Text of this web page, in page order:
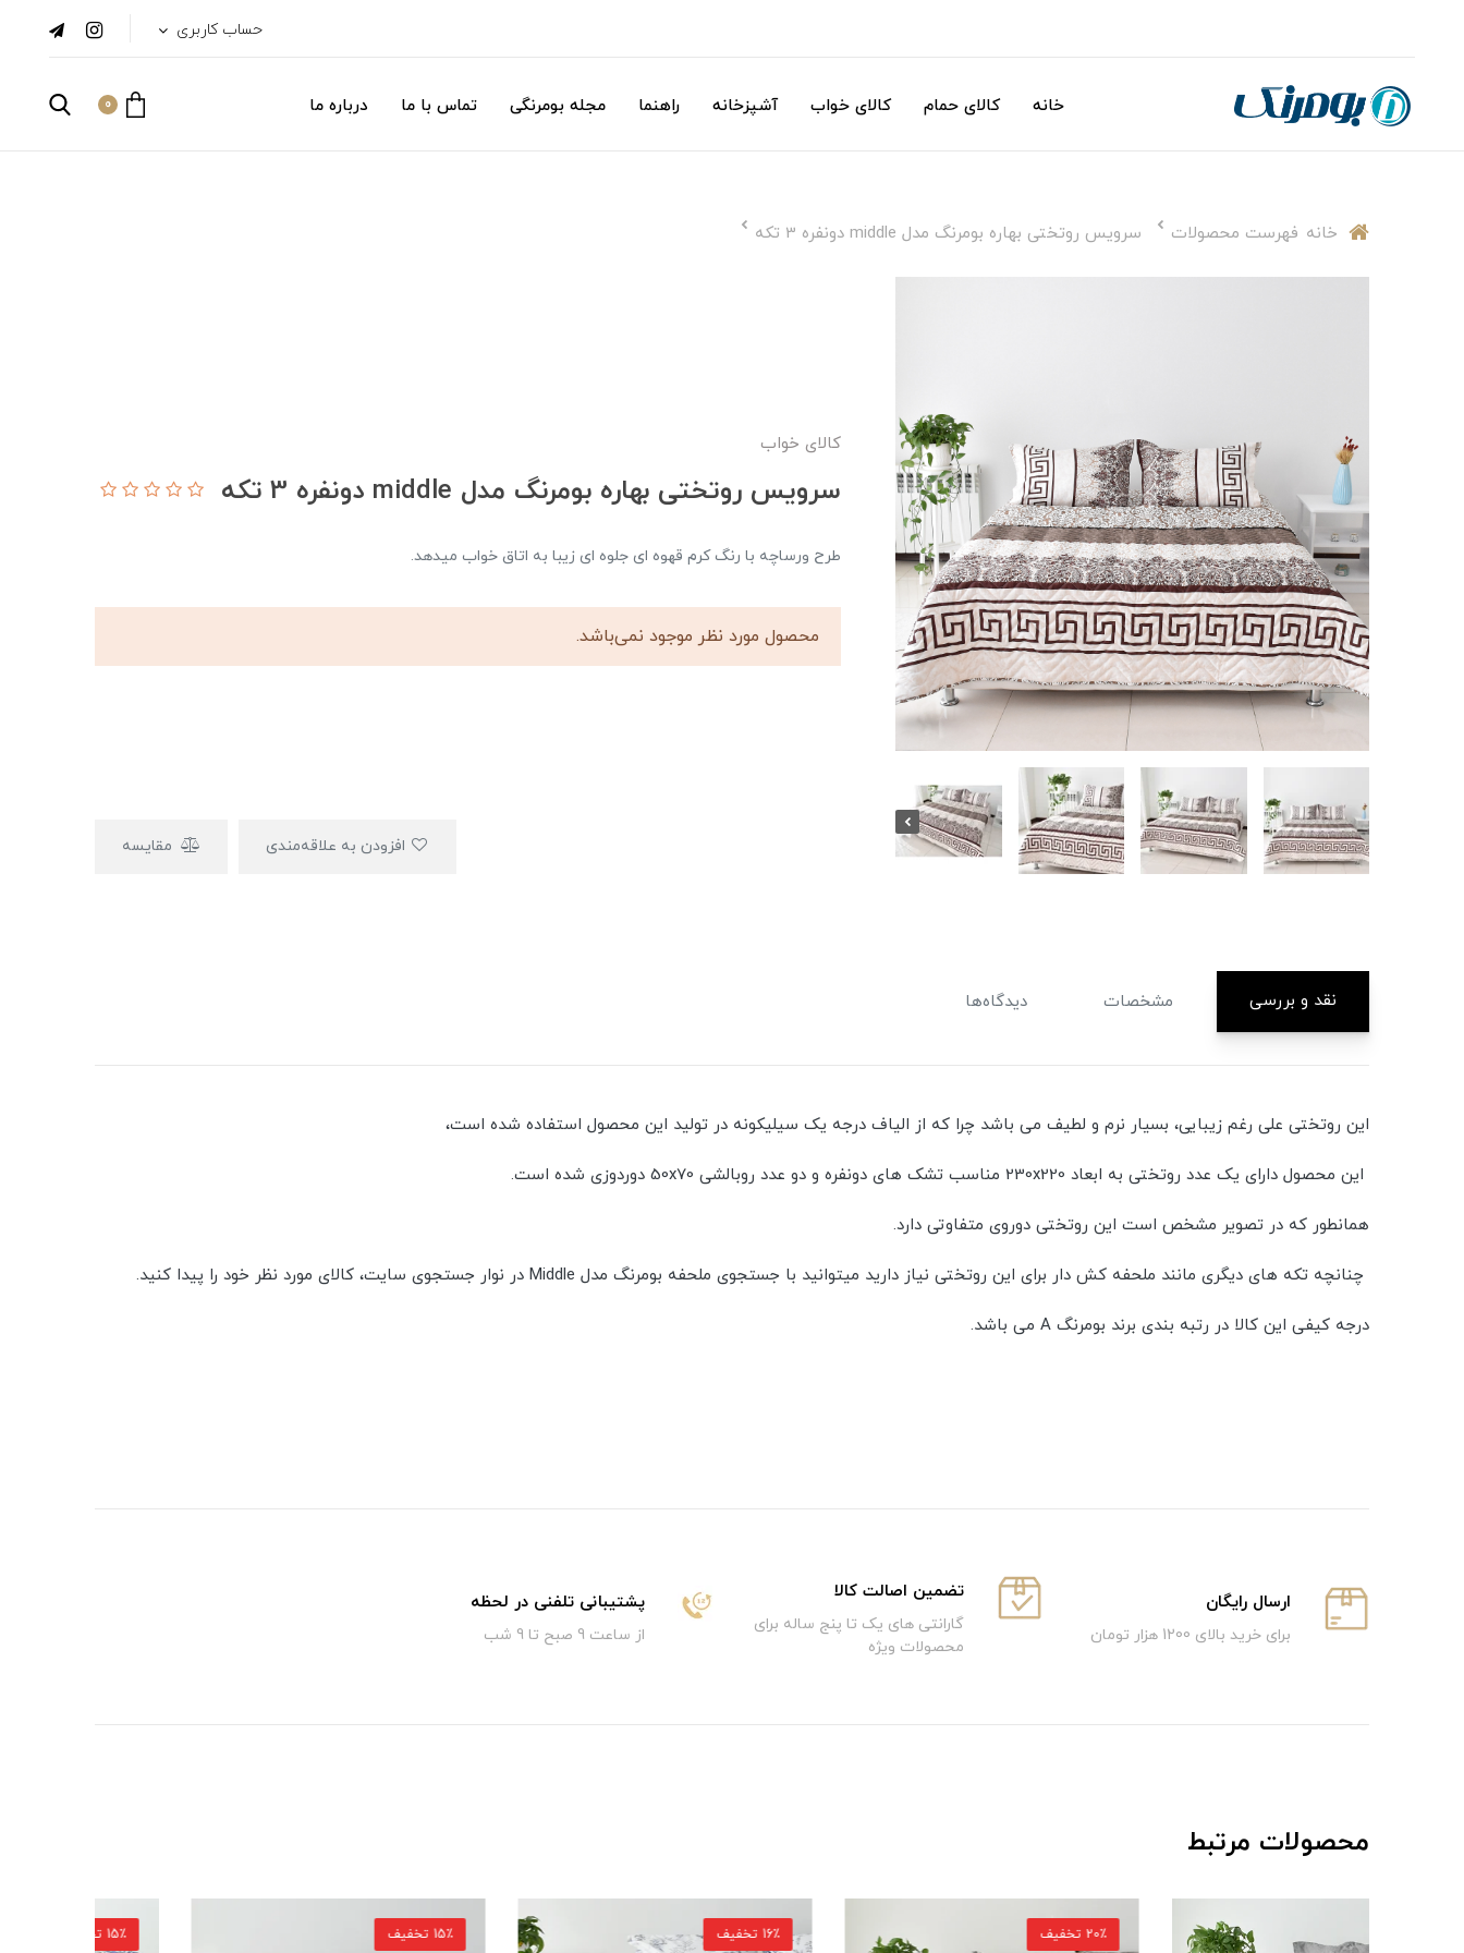
حساب کاربری
خانه کالای حمام کالای خواب آشپزخانه راهنما مجله بومرنگی تماس با ما درباره ما 0
خانه فهرست محصولات سرویس روتختی بهاره بومرنگ مدل middle دونفره 3 تکه
کالای خواب
سرویس روتختی بهاره بومرنگ مدل middle دونفره 3 تکه
طرح ورساچه با رنگ کرم قهوه ای جلوه ای زیبا به اتاق خواب میدهد.
محصول مورد نظر موجود نمی‌باشد.
مقایسه
نقد و بررسی مشخصات دیدگاه‌ها
این روتختی علی رغم زیبایی، بسیار نرم و لطیف می باشد چرا که از الیاف درجه یک سیلیکونه در تولید این محصول استفاده شده است،
این محصول دارای یک عدد روتختی به ابعاد 230x220 مناسب تشک های دونفره و دو عدد روبالشی 50x70 دوردوزی شده است.
همانطور که در تصویر مشخص است این روتختی دوروی متفاوتی دارد.
چنانچه تکه های دیگری مانند ملحفه کش دار برای این روتختی نیاز دارید میتوانید با جستجوی ملحفه بومرنگ مدل Middle در نوار جستجوی سایت، کالای مورد نظر خود را پیدا کنید.
درجه کیفی این کالا در رتبه بندی برند بومرنگ A می باشد.
ارسال رایگان
برای خرید بالای 1200 هزار تومان
تضمین اصالت کالا
گارانتی های یک تا پنج ساله برای
محصولات ویژه
پشتیبانی تلفنی در لحظه
از ساعت 9 صبح تا 9 شب
محصولات مرتبط
15٪ تخفیف